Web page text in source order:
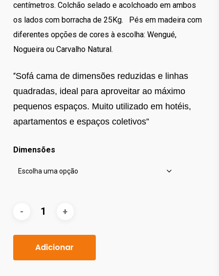
centímetros. Colchão selado e acolchoado em ambos
os lados com borracha de 25Kg. Pés em madeira com
diferentes opções de cores à escolha: Wengué,
Nogueira ou Carvalho Natural.
“Sofá cama de dimensões reduzidas e linhas
quadradas, ideal para aproveitar ao máximo
pequenos espaços. Muito utilizado em hotéis,
apartamentos e espaços coletivos”
Dimensões
Adicionar